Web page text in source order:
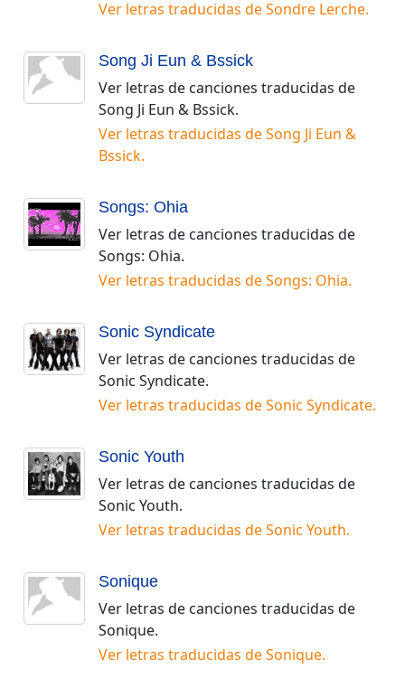
Ver letras traducidas deSondre Lerche.
Song Ji Eun & Bssick
Ver letras de canciones traducidas de
Song Ji Eun & Bssick.
Ver letras traducidas deSong Ji Eun &
Bssick.
Songs: Ohia
Ver letras de canciones traducidas de
Songs: Ohia.
Ver letras traducidas deSongs: Ohia.
Sonic Syndicate
Ver letras de canciones traducidas de
Sonic Syndicate.
Ver letras traducidas deSonic Syndicate.
Sonic Youth
Ver letras de canciones traducidas de
Sonic Youth.
Ver letras traducidas deSonic Youth.
Sonique
Ver letras de canciones traducidas de
Sonique.
Ver letras traducidas deSonique.